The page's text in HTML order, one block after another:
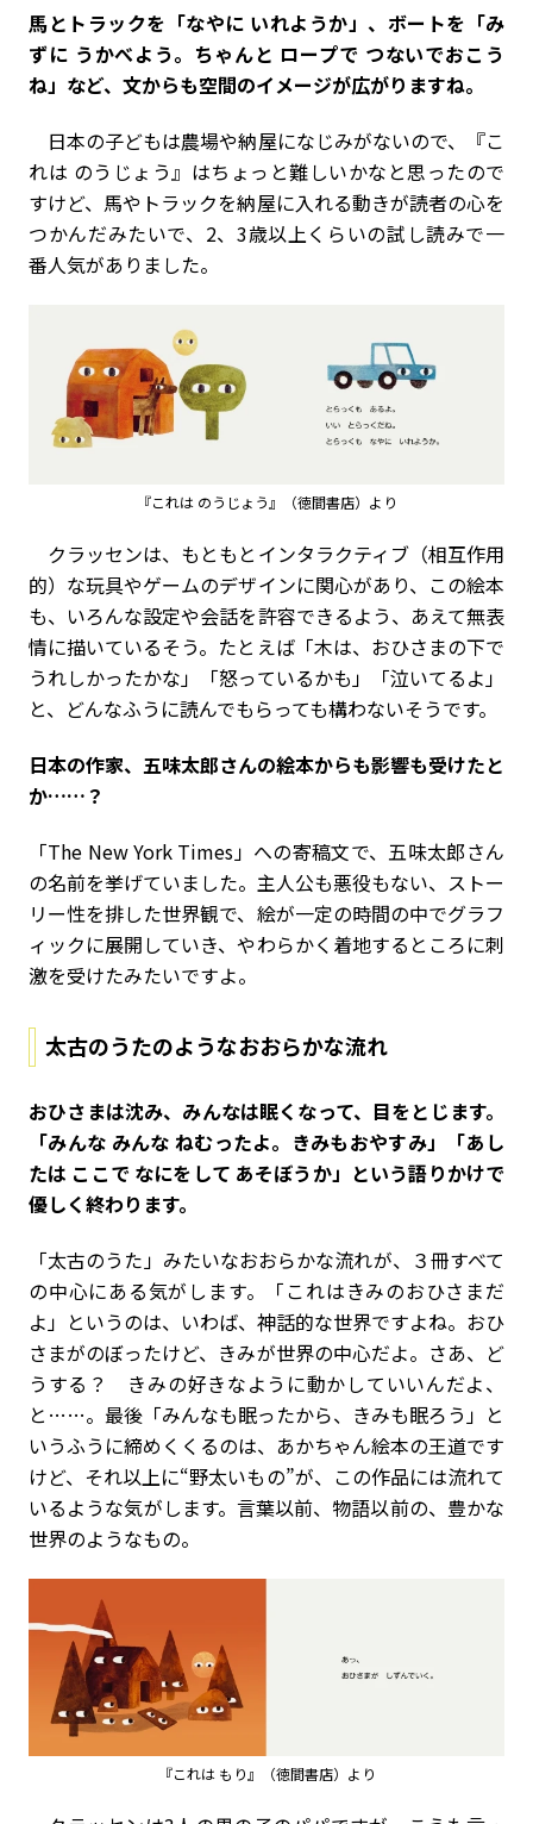
――馬とトラックを「なやに いれようか」、ボートを「み
ずに うかべよう。ちゃんと ロープで つないでおこう
ね」など、文からも空間のイメージが広がりますね。
日本の子どもは農場や納屋になじみがないので、『こ
れは のうじょう』はちょっと難しいかなと思ったので
すけど、馬やトラックを納屋に入れる動きが読者の心を
つかんだみたいで、2、3歳以上くらいの試し読みで一
番人気がありました。
『これは のうじょう』（徳間書店）より
クラッセンは、もともとインタラクティブ（相互作用
的）な玩具やゲームのデザインに関心があり、この絵本
も、いろんな設定や会話を許容できるよう、あえて無表
情に描いているそう。たとえば「木は、おひさまの下で
うれしかったかな」「怒っているかも」「泣いてるよ」
と、どんなふうに読んでもらっても構わないそうです。
――日本の作家、五味太郎さんの絵本からも影響も受けたと
か……？
「The New York Times」への寄稿文で、五味太郎さん
の名前を挙げていました。主人公も悪役もない、ストー
リー性を排した世界観で、絵が一定の時間の中でグラフ
ィックに展開していき、やわらかく着地するところに刺
激を受けたみたいですよ。
太古のうたのようなおおらかな流れ
――おひさまは沈み、みんなは眠くなって、目をとじます。
「みんな みんな ねむったよ。きみもおやすみ」「あし
たは ここで なにをして あそぼうか」という語りかけで
優しく終わります。
「太古のうた」みたいなおおらかな流れが、３冊すべて
の中心にある気がします。「これはきみのおひさまだ
よ」というのは、いわば、神話的な世界ですよね。おひ
さまがのぼったけど、きみが世界の中心だよ。さあ、ど
うする？ きみの好きなように動かしていいんだよ、
と……。最後「みんなも眠ったから、きみも眠ろう」と
いうふうに締めくくるのは、あかちゃん絵本の王道です
けど、それ以上に“野太いもの”が、この作品には流れて
いるような気がします。言葉以前、物語以前の、豊かな
世界のようなもの。
『これは もり』（徳間書店）より